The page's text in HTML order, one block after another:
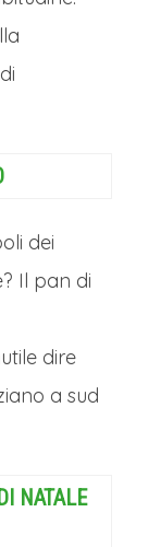
che
e
favola,
e le
da
e la
profumi
dei
Il pan di
dire
a sud
NATALE